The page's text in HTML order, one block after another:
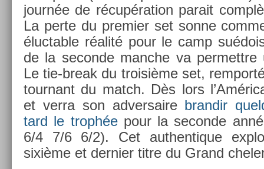
journée de récupéra­tion para­it
La perte du pre­mi­er set sonne
éluct­able réalité pour le camp
de la secon­de man­che va per­mettre
Le tie-break du troisiè­me set,
tour­nant du match. Dès lors
et verra son ad­versairebran­dir
tard le trophée pour la secon­de
6/4 7/6 6/2). Cet aut­hentique
sixième et de­rni­er titre du Grand